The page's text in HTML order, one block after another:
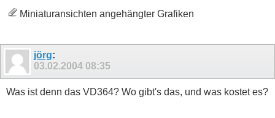
define anzahl byte
define offset byte
define taste byte
define segment byte
define wort byte
define manda byte
define erkannt bit[192]
Miniaturansichten angehängter Grafiken
jörg:
03.02.2004 08:35
Was ist denn das VD364? Wo gibt's das, und was kostet es?